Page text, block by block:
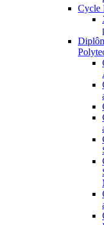
Cycle